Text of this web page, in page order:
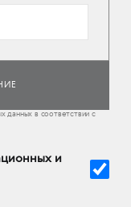
данных в соответствии с
и